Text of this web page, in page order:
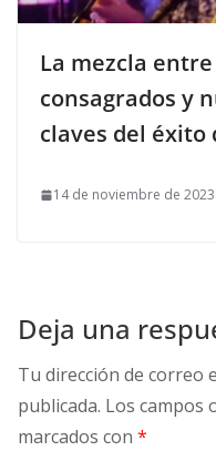
La mezcla
consagrados y
claves del éxito
14 de noviembre de 2023
Deja una
Tu dirección de correo
publicada. Los campos
marcados con *